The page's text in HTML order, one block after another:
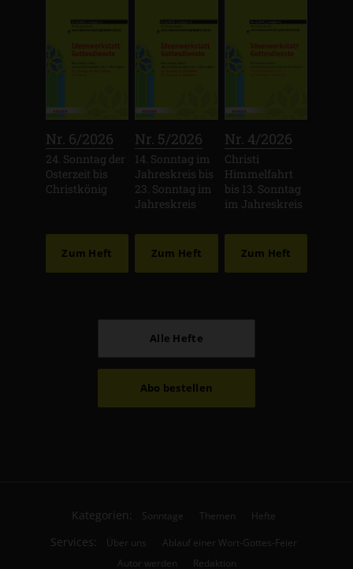
Nr. 6/2026
24. Sonntag der
Osterzeit bis
Christkönig
Zum Heft
Nr. 5/2026
14. Sonntag im
Jahreskreis bis
23. Sonntag im
Jahreskreis
Zum Heft
Nr. 4/2026
Christi
Himmelfahrt
bis 13. Sonntag
im Jahreskreis
Zum Heft
Alle Hefte
Abo bestellen
Kategorien: Sonntage Themen Hefte
Services: Über uns
Ablauf einer Wort-Gottes-Feier
Autor werden
Redaktion